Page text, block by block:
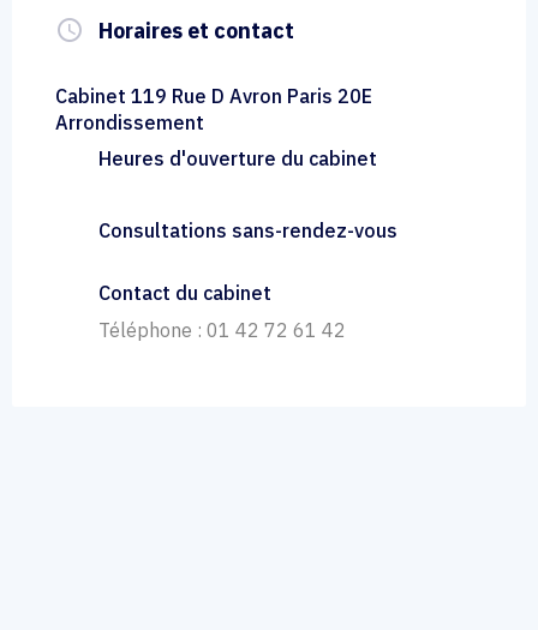
query_builder Horaires et contact
Cabinet 119 Rue D Avron Paris 20E
Arrondissement
Heures d'ouverture du cabinet
Consultations sans-rendez-vous
Contact du cabinet
Téléphone : 01 42 72 61 42